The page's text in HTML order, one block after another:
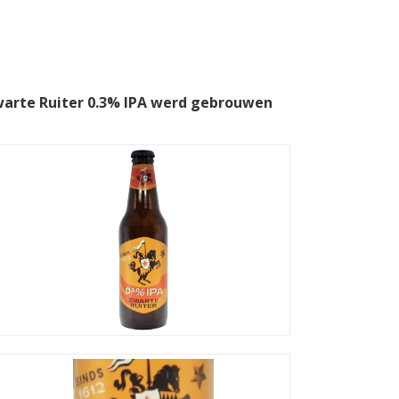
Ruiter 0.3% IPA werd gebrouwen